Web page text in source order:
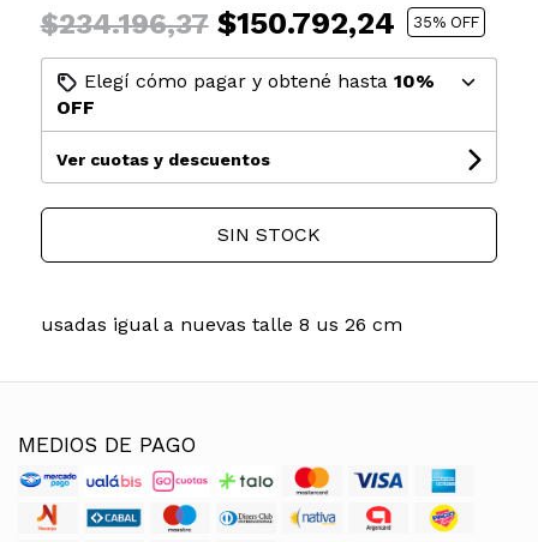
$234.196,37$150.792,24 35% OFF
Elegí cómo pagar y obtené hasta 10%
OFF
Ver cuotas y descuentos
SIN STOCK
usadas igual a nuevas talle 8 us 26 cm
MEDIOS DE PAGO